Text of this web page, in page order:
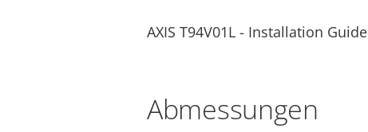
AXIS T94V01L - Installation Guide
Abmessungen